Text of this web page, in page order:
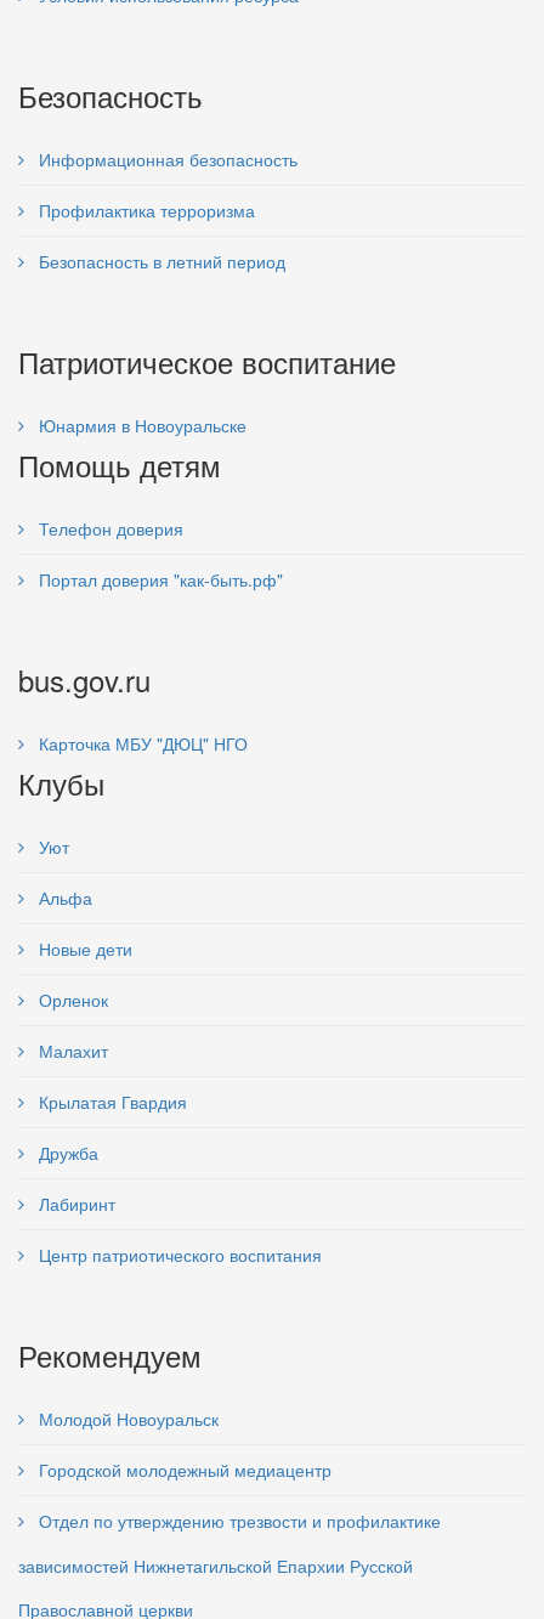
Безопасность
Информационная безопасность
Профилактика терроризма
Безопасность в летний период
Патриотическое воспитание
Юнармия в Новоуральске
Помощь детям
Телефон доверия
Портал доверия "как-быть.рф"
bus.gov.ru
Карточка МБУ "ДЮЦ" НГО
Клубы
Уют
Альфа
Новые дети
Орленок
Малахит
Крылатая Гвардия
Дружба
Лабиринт
Центр патриотического воспитания
Рекомендуем
Молодой Новоуральск
Городской молодежный медиацентр
Отдел по утверждению трезвости и профилактике
зависимостей Нижнетагильской Епархии Русской
Православной церкви